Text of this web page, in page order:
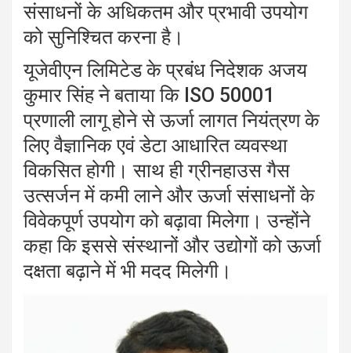
संसाधनों के अधिकतम और प्रभावी उपयोग
को सुनिश्चित करना है।
यूजेवीएन लिमिटेड के प्रबंध निदेशक अजय
कुमार सिंहने बताया कि ISO 50001
प्रणाली लागू होने से ऊर्जा लागत नियंत्रण के
लिए वैज्ञानिक एवं डेटा आधारित व्यवस्था
विकसित होगी। साथ ही ग्रीनहाउस गैस
उत्सर्जन में कमी लाने और ऊर्जा संसाधनों के
विवेकपूर्ण उपयोग को बढ़ावा मिलेगा। उन्होंने
कहा कि इससे संस्थानों और उद्योगों को ऊर्जा
दक्षता बढ़ाने में भी मदद मिलेगी।